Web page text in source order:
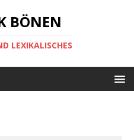
BÖNEN
LEXIKALISCHES